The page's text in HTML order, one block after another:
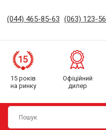
(044) 465-85-63 (063) 123-
15 років
на ринку
Офіційний
дилер